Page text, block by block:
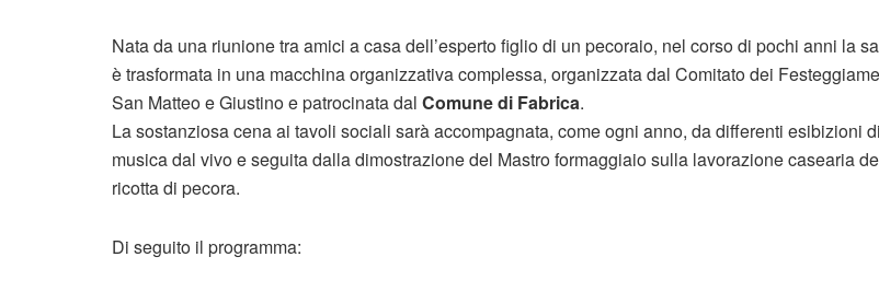
Nata da una riunione tra amici a casa dell’esperto figlio di un pecoraio, nel corso di pochi anni la
è trasformata in una macchina organizzativa complessa, organizzata dal Comitato dei
San Matteo e Giustino e patrocinata dal Comune di Fabrica.
La sostanziosa cena ai tavoli sociali sarà accompagnata, come ogni anno, da differenti esibizioni di
musica dal vivo e seguita dalla dimostrazione del Mastro formaggiaio sulla lavorazione casearia
ricotta di pecora.
Di seguito il programma: